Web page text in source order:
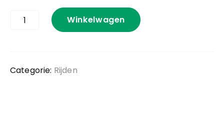
Kennis en praktijk
Aandrijfketting
rijwiel
Winkelwagen
Categorie: Rijden